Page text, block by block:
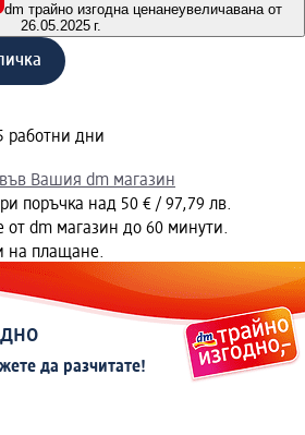
dm трайно изгодна ценанеувеличавана от
26.05.2025 г.
работни дни
Вашия dm магазин
поръчка над 50 € / 97,79 лв.
от dm магазин до 60 минути.
на плащане.
да разчитате!